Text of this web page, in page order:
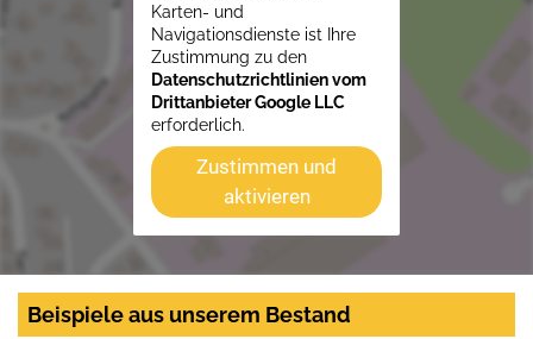
Karten- und
Navigationsdienste ist Ihre
Zustimmung zu den
Datenschutzrichtlinien vom
Drittanbieter Google LLC
erforderlich.
Zustimmen und
aktivieren
Beispiele aus unserem Bestand